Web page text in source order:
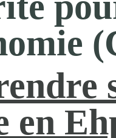
en